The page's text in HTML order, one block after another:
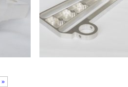
»